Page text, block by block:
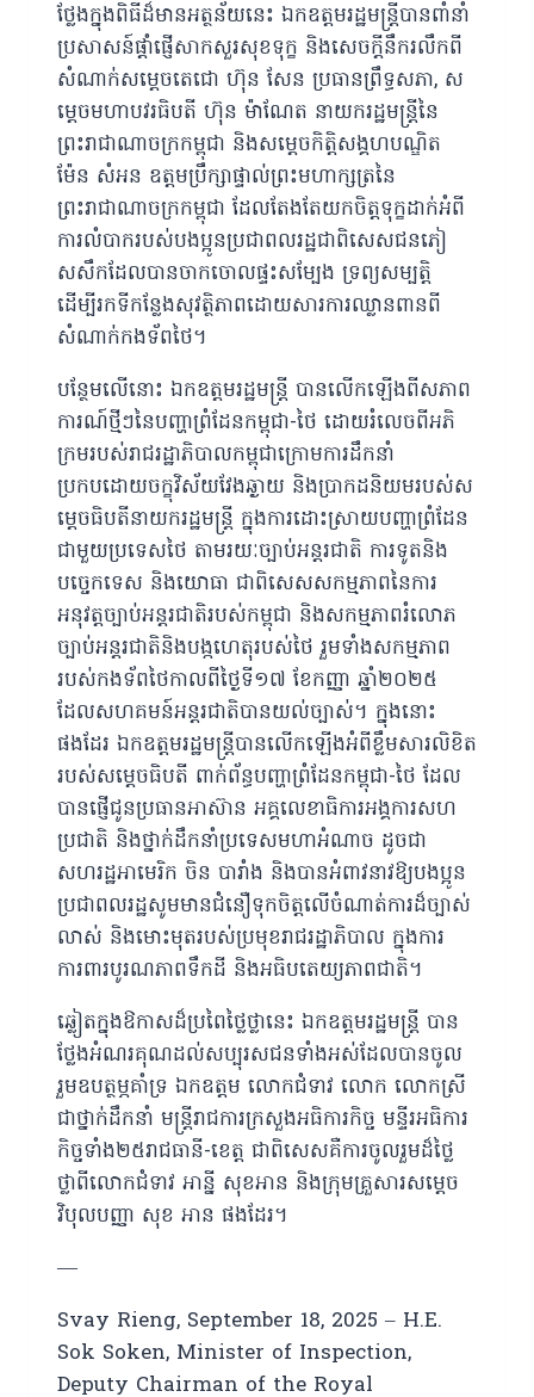
ថ្លែងក្នុងពិធីដ៏មានអត្ថន័យនេះ ឯកឧត្តមរដ្ឋមន្ត្រីបានពាំនាំ
ប្រសាសន៍ផ្តាំផ្ញើសាកសួរសុខទុក្ខ និងសេចក្តីនឹករលឹកពី
សំណាក់សម្តេចតេជោ ហ៊ុន សែន ប្រធានព្រឹទ្ធសភា, ស
ម្តេចមហាបវរធិបតី ហ៊ុន ម៉ាណែត នាយករដ្ឋមន្ត្រីនៃ
ព្រះរាជាណាចក្រកម្ពុជា និងសម្ដេចកិត្តិសង្គហបណ្ឌិត
ម៉ែន សំអន ឧត្តមប្រឹក្សាផ្ទាល់ព្រះមហាក្សត្រនៃ
ព្រះរាជាណាចក្រកម្ពុជា ដែលតែងតែយកចិត្តទុក្ខដាក់អំពី
ការលំបាករបស់បងប្អូនប្រជាពលរដ្ឋជាពិសេសជនភៀ
សសឹកដែលបានចាកចោលផ្ទះសម្បែង ទ្រព្យសម្បត្តិ
ដើម្បីរកទីកន្លែងសុវត្ថិភាពដោយសារការឈ្លានពានពី
សំណាក់កងទ័ពថៃ។
បន្ថែមលើនោះ ឯកឧត្តមរដ្ឋមន្ត្រី បានលើកឡើងពីសភាព
ការណ៍ថ្មីៗនៃបញ្ហាព្រំដែនកម្ពុជា-ថៃ ដោយរំលេចពីអភិ
ក្រមរបស់រាជរដ្ឋាភិបាលកម្ពុជាក្រោមការដឹកនាំ
ប្រកបដោយចក្ខុវិស័យវែងឆ្ងាយ និងប្រាកដនិយមរបស់ស
ម្តេចធិបតីនាយករដ្ឋមន្រ្តី ក្នុងការដោះស្រាយបញ្ហាព្រំដែន
ជាមួយប្រទេសថៃ តាមរយៈច្បាប់អន្តរជាតិ ការទូតនិង
បច្ចេកទេស និងយោធា ជាពិសេសសកម្មភាពនៃការ
អនុវត្តច្បាប់អន្តរជាតិរបស់កម្ពុជា និងសកម្មភាពរំលោភ
ច្បាប់អន្តរជាតិនិងបង្កហេតុរបស់ថៃ រួមទាំងសកម្មភាព
របស់កងទ័ពថៃកាលពីថ្ងៃទី១៧ ខែកញ្ញា ឆ្នាំ២០២៥
ដែលសហគមន៍អន្តរជាតិបានយល់ច្បាស់។ ក្នុងនោះ
ផងដែរ ឯកឧត្តមរដ្ឋមន្រ្តីបានលើកឡើងអំពីខ្លឹមសារលិខិត
របស់សម្តេចធិបតី ពាក់ព័ន្ធបញ្ហាព្រំដែនកម្ពុជា-ថៃ ដែល
បានផ្ញើជូនប្រធានអាស៊ាន អគ្គលេខាធិការអង្គការសហ
ប្រជាតិ និងថ្នាក់ដឹកនាំប្រទេសមហាអំណាច ដូចជា
សហរដ្ឋអាមេរិក ចិន បារាំង និងបានអំពាវនាវឱ្យបងប្អូន
ប្រជាពលរដ្ឋសូមមានជំនឿទុកចិត្តលើចំណាត់ការដ៏ច្បាស់
លាស់ និងមោះមុតរបស់ប្រមុខរាជរដ្ឋាភិបាល ក្នុងការ
ការពារបូរណភាពទឹកដី និងអធិបតេយ្យភាពជាតិ។
ឆ្លៀតក្នុងឱកាសដ៏ប្រពៃថ្លៃថ្លានេះ ឯកឧត្តមរដ្ឋមន្ត្រី បាន
ថ្លែងអំណរគុណដល់សប្បុរសជនទាំងអស់ដែលបានចូល
រួមឧបត្ថម្ភគាំទ្រ ឯកឧត្តម លោកជំទាវ លោក លោកស្រី
ជាថ្នាក់ដឹកនាំ មន្ត្រីរាជការក្រសួងអធិការកិច្ច មន្ទីរអធិការ
កិច្ចទាំង២៥រាជធានី-ខេត្ត ជាពិសេសគឺការចូលរួមដ៏ថ្លៃ
ថ្លាពីលោកជំទាវ អាន្នី សុខអាន និងក្រុមគ្រួសារសម្តេច
វិបុលបញ្ញា សុខ អាន ផងដែរ។
—
Svay Rieng, September 18, 2025 – H.E.
Sok Soken, Minister of Inspection,
Deputy Chairman of the Royal